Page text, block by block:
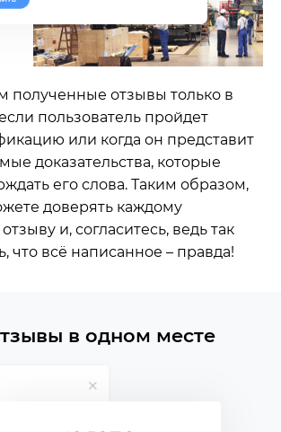
полученные отзывы только в
пользователь пройдет
или когда он представит
доказательства, которые
его слова. Таким образом,
доверять каждому
и, согласитесь, ведь так
что всё написанное – правда!
в одном месте